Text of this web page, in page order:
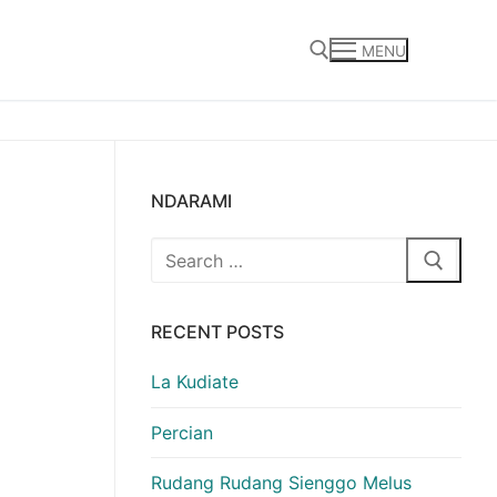
MENU
NDARAMI
Search
RECENT POSTS
La Kudiate
Percian
Rudang Rudang Sienggo Melus